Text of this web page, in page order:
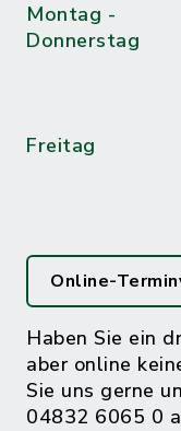
Montag -
Donnerstag
Freitag
Online-
Haben Sie ein
aber online
Sie uns gerne
04832 6065 0